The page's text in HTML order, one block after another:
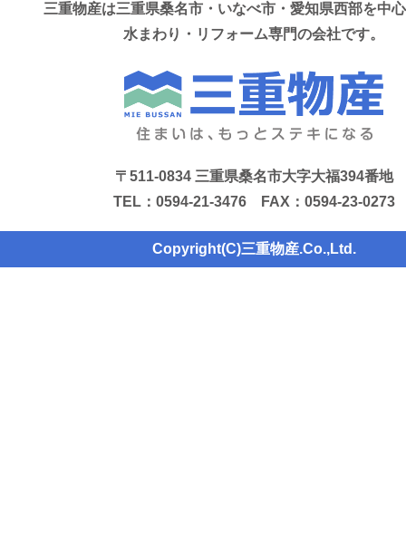
三重物産は三重県桑名市・いなべ市・愛知県西部を中
水まわり・リフォーム専門の会社です。
〒511-0834 三重県桑名市大字大福394番地
TEL：0594-21-3476 FAX：0594-23-0273
Copyright(C)三重物産.Co.,Ltd.